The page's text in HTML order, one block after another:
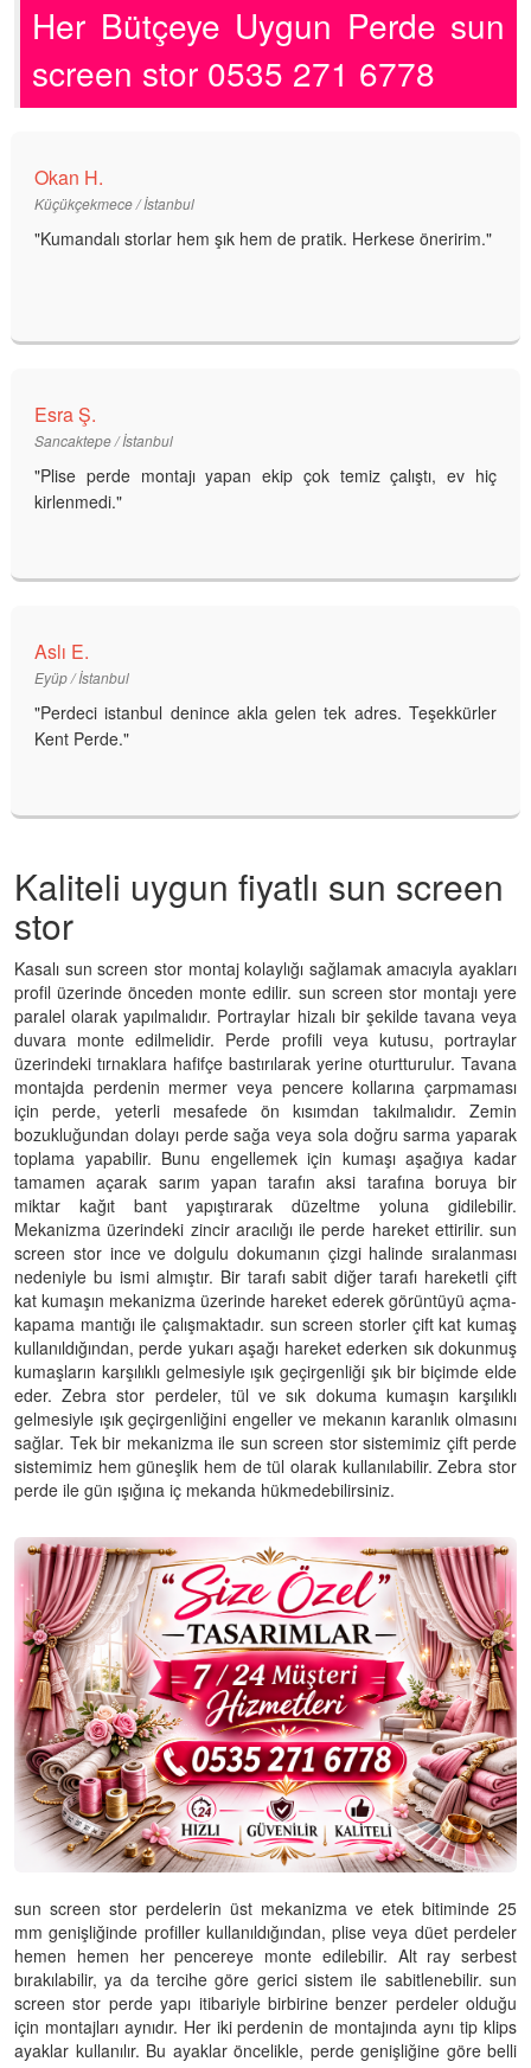
Her Bütçeye Uygun Perde sun
screen stor 0535 271 6778
Okan H.
Küçükçekmece / İstanbul
"Kumandalı storlar hem şık hem de pratik. Herkese öneririm."
Esra Ş.
Sancaktepe / İstanbul
"Plise perde montajı yapan ekip çok temiz çalıştı, ev hiç
kirlenmedi."
Aslı E.
Eyüp / İstanbul
"Perdeci istanbul denince akla gelen tek adres. Teşekkürler
Kent Perde."
Kaliteli uygun fiyatlı sun screen
stor
Kasalı sun screen stor montaj kolaylığı sağlamak amacıyla ayakları
profil üzerinde önceden monte edilir. sun screen stor montajı yere
paralel olarak yapılmalıdır. Portraylar hizalı bir şekilde tavana veya
duvara monte edilmelidir. Perde profili veya kutusu, portraylar
üzerindeki tırnaklara hafifçe bastırılarak yerine oturtturulur. Tavana
montajda perdenin mermer veya pencere kollarına çarpmaması
için perde, yeterli mesafede ön kısımdan takılmalıdır. Zemin
bozukluğundan dolayı perde sağa veya sola doğru sarma yaparak
toplama yapabilir. Bunu engellemek için kumaşı aşağıya kadar
tamamen açarak sarım yapan tarafın aksi tarafına boruya bir
miktar kağıt bant yapıştırarak düzeltme yoluna gidilebilir.
Mekanizma üzerindeki zincir aracılığı ile perde hareket ettirilir. sun
screen stor ince ve dolgulu dokumanın çizgi halinde sıralanması
nedeniyle bu ismi almıştır. Bir tarafı sabit diğer tarafı hareketli çift
kat kumaşın mekanizma üzerinde hareket ederek görüntüyü açma-
kapama mantığı ile çalışmaktadır. sun screen storler çift kat kumaş
kullanıldığından, perde yukarı aşağı hareket ederken sık dokunmuş
kumaşların karşılıklı gelmesiyle ışık geçirgenliği şık bir biçimde elde
eder. Zebra stor perdeler, tül ve sık dokuma kumaşın karşılıklı
gelmesiyle ışık geçirgenliğini engeller ve mekanın karanlık olmasını
sağlar. Tek bir mekanizma ile sun screen stor sistemimiz çift perde
sistemimiz hem güneşlik hem de tül olarak kullanılabilir. Zebra stor
perde ile gün ışığına iç mekanda hükmedebilirsiniz.
sun screen stor perdelerin üst mekanizma ve etek bitiminde 25
mm genişliğinde profiller kullanıldığından, plise veya düet perdeler
hemen hemen her pencereye monte edilebilir. Alt ray serbest
bırakılabilir, ya da tercihe göre gerici sistem ile sabitlenebilir. sun
screen stor perde yapı itibariyle birbirine benzer perdeler olduğu
için montajları aynıdır. Her iki perdenin de montajında aynı tip klips
ayaklar kullanılır. Bu ayaklar öncelikle, perde genişliğine göre belli